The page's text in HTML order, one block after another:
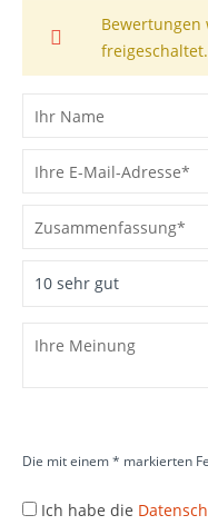
freigeschaltet.
Die mit einem * markierten
Ich habe die